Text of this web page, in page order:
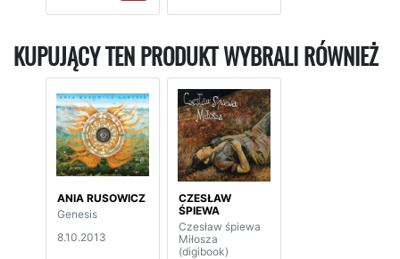
KUPUJĄCY TEN PRODUKT WYBRALI RÓWNIEŻ
ANIA RUSOWICZ
Genesis
8.10.2013
CZESŁAW
ŚPIEWA
Czesław śpiewa
Miłosza
(digibook)